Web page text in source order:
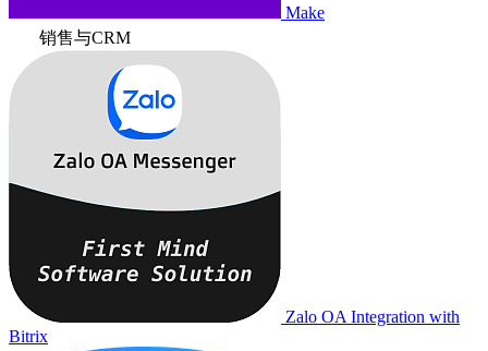
Make
销售与CRM
Zalo OA Integration with
Bitrix